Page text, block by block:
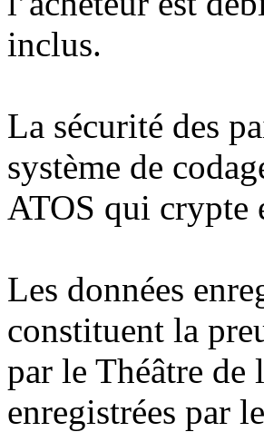
inclus.
La sécurité des
système de
ATOS qui crypte
Les données
constituent la
par le Théâtre de
enregistrées par